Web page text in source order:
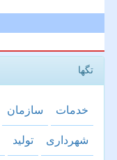
تگها
خدمات سازمان
شهرداری تولید